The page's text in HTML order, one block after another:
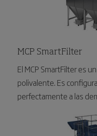
MCP SmartFilter
El MCP SmartFilter es
polivalente. Es
perfectamente a las
hasta 28 000 m3/h.